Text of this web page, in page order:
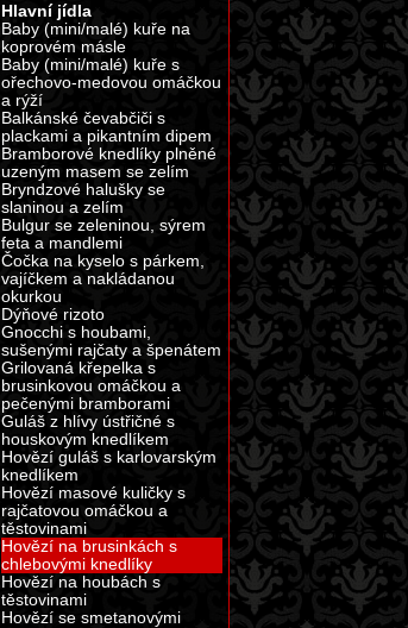
Hlavní jídla
Baby (mini/malé) kuře na
koprovém másle
Baby (mini/malé) kuře s
ořechovo-medovou omáčkou
a rýží
Balkánské čevabčiči s
plackami a pikantním dipem
Bramborové knedlíky plněné
uzeným masem se zelím
Bryndzové halušky se
slaninou a zelím
Bulgur se zeleninou, sýrem
feta a mandlemi
Čočka na kyselo s párkem,
vajíčkem a nakládanou
okurkou
Dýňové rizoto
Gnocchi s houbami,
sušenými rajčaty a špenátem
Grilovaná křepelka s
brusinkovou omáčkou a
pečenými bramborami
Guláš z hlívy ústřičné s
houskovým knedlíkem
Hovězí guláš s karlovarským
knedlíkem
Hovězí masové kuličky s
rajčatovou omáčkou a
těstovinami
Hovězí na brusinkách s
chlebovými knedlíky
Hovězí na houbách s
těstovinami
Hovězí se smetanovými